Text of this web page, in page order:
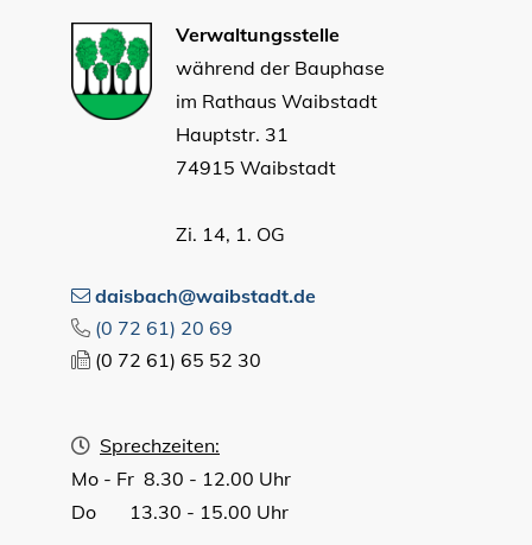
Verwaltungsstelle
während der Bauphase
im Rathaus Waibstadt
Hauptstr. 31
74915 Waibstadt
Zi. 14, 1. OG
daisbach@waibstadt.de
(0 72 61) 20 69
(0 72 61) 65 52 30
Sprechzeiten:
Mo - Fr 8.30 - 12.00 Uhr
Do 13.30 - 15.00 Uhr